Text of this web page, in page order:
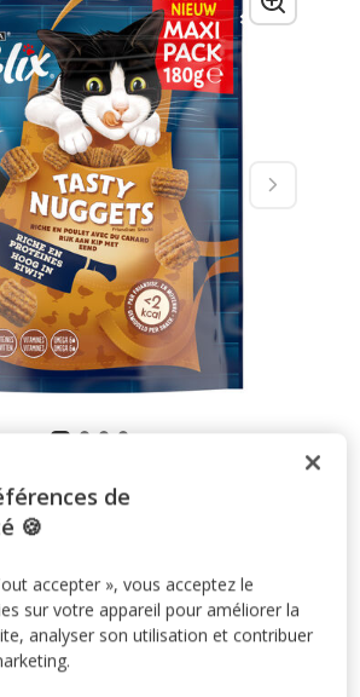
par kg
de
🍪
accepter », vous acceptez le
sur votre appareil pour améliorer la
analyser son utilisation et contribuer